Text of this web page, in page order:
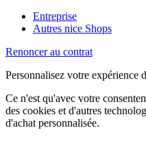
Entreprise
Autres nice Shops
Renoncer au contrat
Personnalisez votre expérience
Ce n'est qu'avec votre
des cookies et d'autres
d'achat personnalisée.